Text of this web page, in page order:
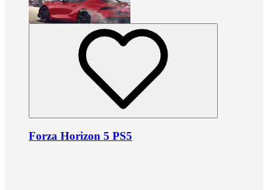
Forza Horizon 5 PS5